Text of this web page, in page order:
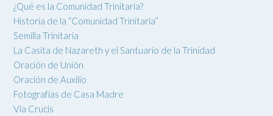
¿Qué es la Comunidad Trinitaria?
Historia de la “Comunidad Trinitaria”
Semilla Trinitaria
La Casita de Nazareth y el Santuario de la Trinidad
Oración de Unión
Oración de Auxilio
Fotografías de Casa Madre
Via Crucis